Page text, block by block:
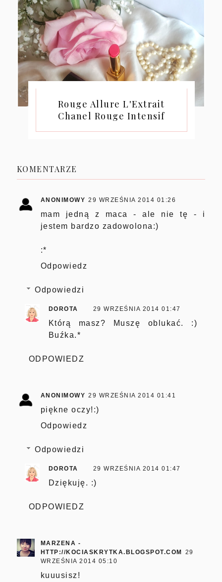
Rouge Allure L'Extrait
Chanel Rouge Intensif
KOMENTARZE
ANONIMOWY 29 WRZEŚNIA 2014 01:26
mam jedną z maca - ale nie tę - i
jestem bardzo zadowolona:)
:*
Odpowiedz
Odpowiedzi
DOROTA 29 WRZEŚNIA 2014 01:47
Którą masz? Muszę oblukać. :)
Buźka.*
ODPOWIEDZ
ANONIMOWY 29 WRZEŚNIA 2014 01:41
piękne oczy!:)
Odpowiedz
Odpowiedzi
DOROTA 29 WRZEŚNIA 2014 01:47
Dziękuję. :)
ODPOWIEDZ
MARZENA -
HTTP://KOCIASKRYTKA.BLOGSPOT.COM
29
WRZEŚNIA 2014 05:10
kuuusisz!